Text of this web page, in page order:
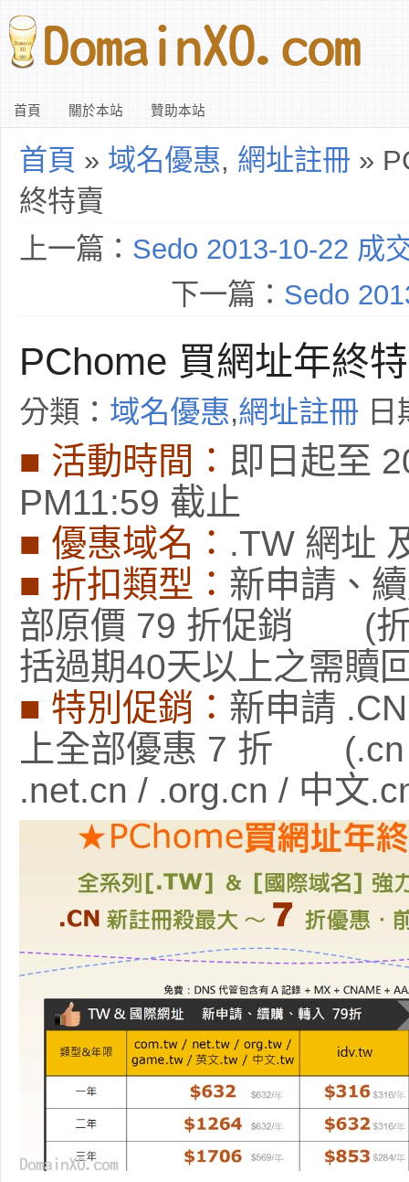
首頁 關於本站 贊助本站
首頁 » 域名優惠, 網址註冊 »
終特賣
上一篇： Sedo 2013-10-22 成
下一篇： Sedo
PChome 買網址年終
分類： 域名優惠,網址註冊
■ 活動時間： 即日起至
PM11:59 截止
■ 優惠域名： .TW 網址
■ 折扣類型： 新申請、
部原價 79 折促銷 (折
括過期40天以上之需贖
■ 特別促銷： 新申請
上全部優惠 7 折 (.cn
.net.cn / .org.cn / 中文